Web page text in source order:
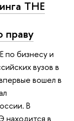
ТНЕ
праву
по бизнесу и
вузов в
вошел в
В
находится в